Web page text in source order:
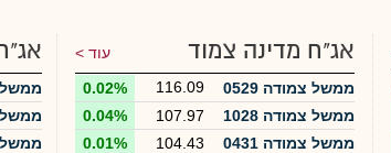
אג"ח מדינה צמוד
עוד >
ממשל צמודה 0529
116.09
0.02%
ממשל צמודה 1028
107.97
0.04%
ממשל צמודה 0431
104.43
0.01%
ממשל
ממשל
ממשל